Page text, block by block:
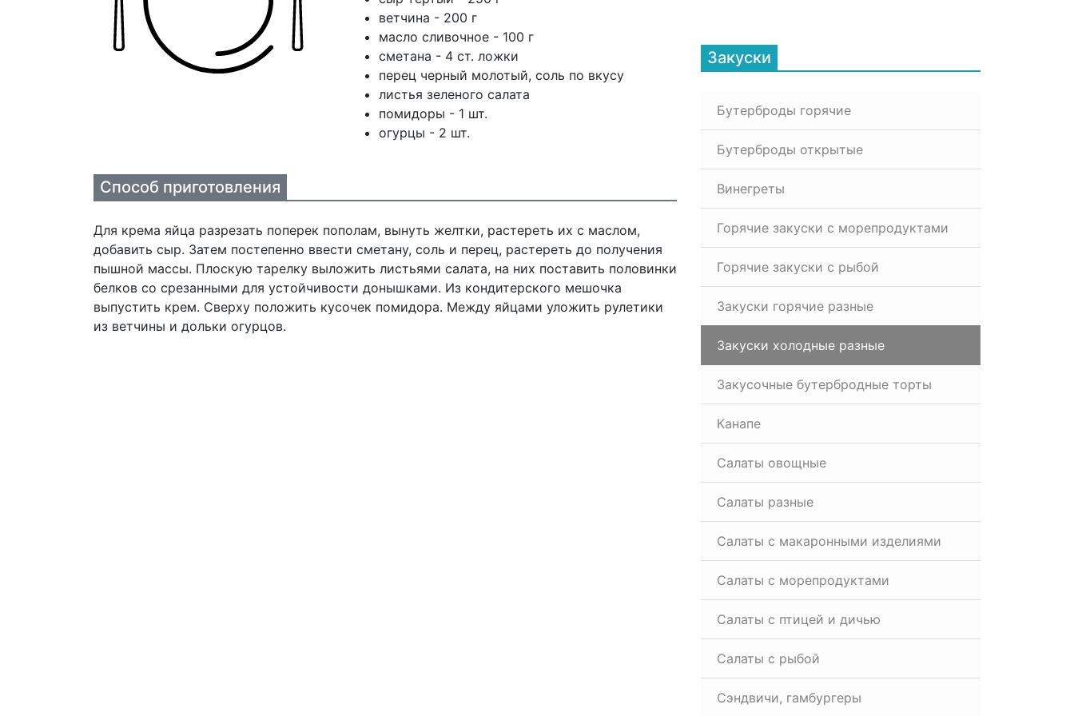
ветчина - 200 г
масло сливочное - 100 г
сметана - 4 ст. ложки
перец черный молотый, соль по вкусу
листья зеленого салата
помидоры - 1 шт.
огурцы - 2 шт.
Способ приготовления
Для крема яйца разрезать поперек пополам, вынуть желтки, растереть их с маслом,
добавить сыр. Затем постепенно ввести сметану, соль и перец, растереть до получения
пышной массы. Плоскую тарелку выложить листьями салата, на них поставить половинки
белков со срезанными для устойчивости донышками. Из кондитерского мешочка
выпустить крем. Сверху положить кусочек помидора. Между яйцами уложить рулетики
из ветчины и дольки огурцов.
Закуски
Бутерброды горячие
Бутерброды открытые
Винегреты
Горячие закуски с морепродуктами
Горячие закуски с рыбой
Закуски горячие разные
Закуски холодные разные
Закусочные бутербродные торты
Канапе
Салаты овощные
Салаты разные
Салаты с макаронными изделиями
Салаты с морепродуктами
Салаты с птицей и дичью
Салаты с рыбой
Сэндвичи, гамбургеры